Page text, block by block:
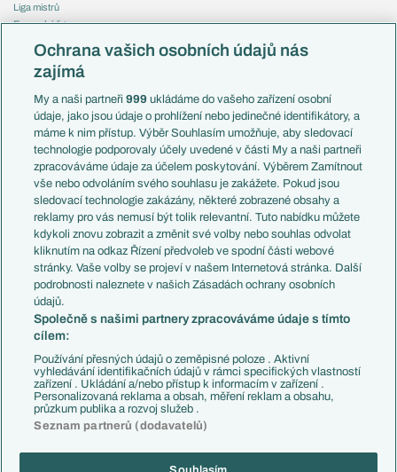
Liga mistrů
Evropská liga
Mistrovství světa
Liga národů
Témata
Představení týmů MS
EuroSkauting
PL v kostce
Evropské koeficienty
Přestupy
Přestupové spekulace
Zranění
Kluby
Arsenal FC
Chelsea FC
Manchester United
AC Milán
Juventus FC
Bayern Mnichov
FC Barcelona
Real Madrid
Česko
Francie
Itálie
Německo
Španělsko
Argentina
Brazílie
Přestupy
Zápasy
Livescore
Tipovací soutěž
Ochrana vašich osobních údajů nás
zajímá
My a naši partneři999 ukládáme do vašeho zařízení osobní
údaje, jako jsou údaje o prohlížení nebo jedinečné identifikátory, a
máme k nim přístup. Výběr Souhlasím umožňuje, aby sledovací
technologie podporovaly účely uvedené v části My a naši partneři
zpracováváme údaje za účelem poskytování. Výběrem Zamítnout
vše nebo odvoláním svého souhlasu je zakážete. Pokud jsou
sledovací technologie zakázány, některé zobrazené obsahy a
reklamy pro vás nemusí být tolik relevantní. Tuto nabídku můžete
kdykoli znovu zobrazit a změnit své volby nebo souhlas odvolat
kliknutím na odkaz Řízení předvoleb ve spodní části webové
stránky. Vaše volby se projeví v našem Internetová stránka. Další
podrobnosti naleznete v našich Zásadách ochrany osobních
údajů.
Společně s našimi partnery zpracováváme údaje s tímto
cílem:
Používání přesných údajů o zeměpisné poloze . Aktivní
vyhledávání identifikačních údajů v rámci specifických vlastností
zařízení . Ukládání a/nebo přístup k informacím v zařízení .
Personalizovaná reklama a obsah, měření reklam a obsahu,
průzkum publika a rozvoj služeb .
Seznam partnerů (dodavatelů)